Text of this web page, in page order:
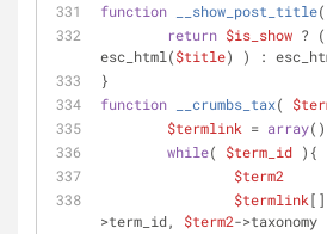
function
__show_post_title(
return $is_show ?
esc_html($title) ) :
}
function
__crumbs_tax(
$termlink = array
while( $term_id ){
$term2
$termlink[]
>term_id, $term2-